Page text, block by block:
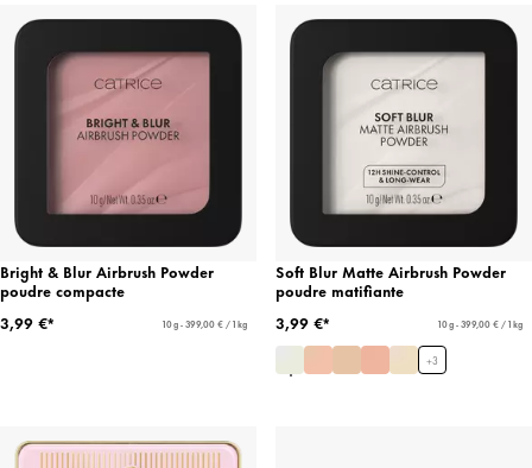
Bright & Blur Airbrush Powder
poudre compacte
3,99 €*
10 g - 399,00 € / 1 kg
Soft Blur Matte Airbrush Powder
poudre matifiante
3,99 €*
10 g - 399,00 € / 1 kg
+3